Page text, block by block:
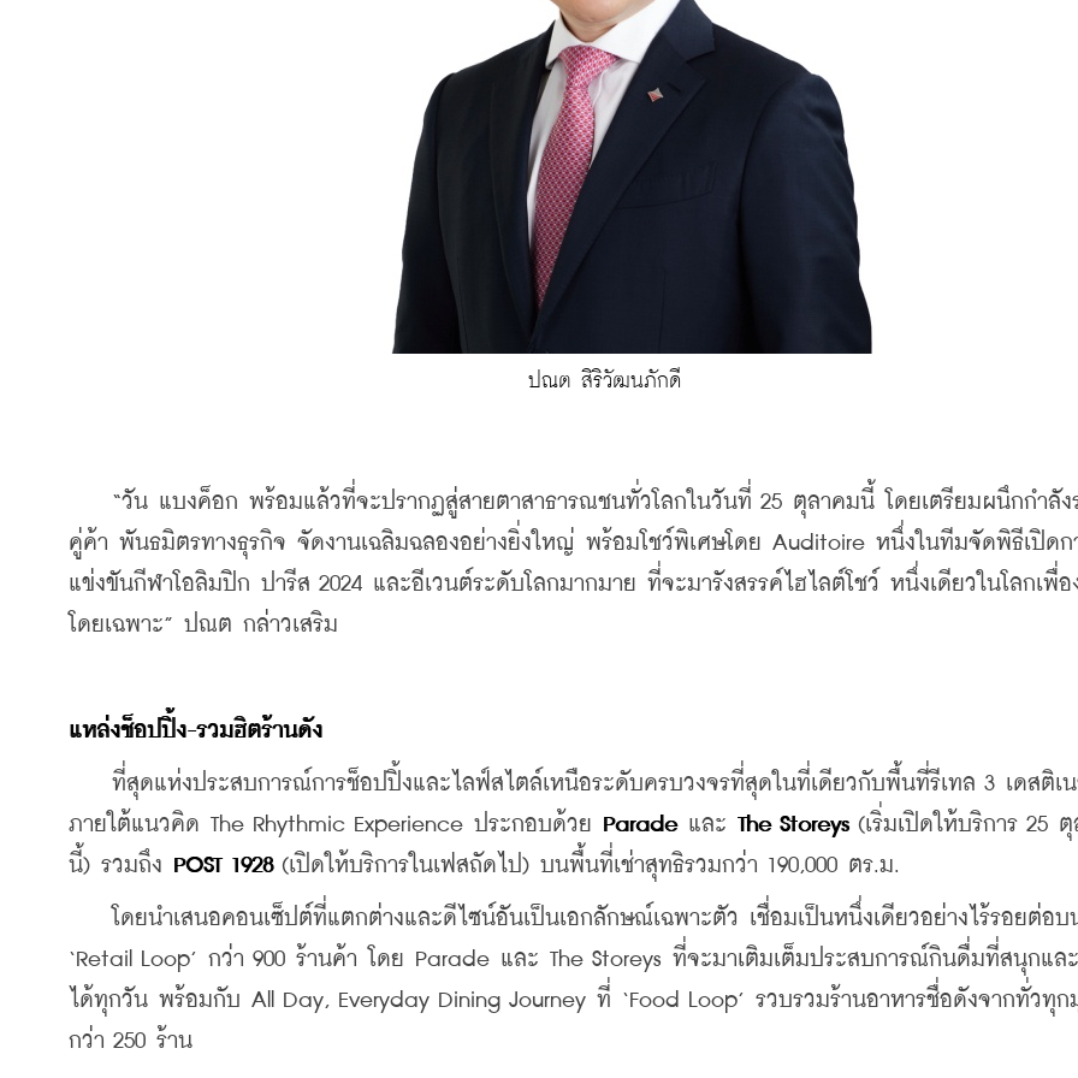
ปณต สิริวัฒนภักดี
“วัน แบงค็อก พร้อมแล้วที่จะปรากฏสู่สายตาสาธารณชนทั่วโลกในวันที่ 25 ตุลาคมนี้ โดยเตรียมผนึกกำลัง
คู่ค้า พันธมิตรทางธุรกิจ จัดงานเฉลิมฉลองอย่างยิ่งใหญ่ พร้อมโชว์พิเศษโดย Auditoire หนึ่งในทีมจัดพิธีเปิดก
แข่งขันกีฬาโอลิมปิก ปารีส 2024 และอีเวนต์ระดับโลกมากมาย ที่จะมารังสรรค์ไฮไลต์โชว์ หนึ่งเดียวในโลกเพื่อ
โดยเฉพาะ” ปณต กล่าวเสริม
แหล่งช็อปปิ้ง-รวมฮิตร้านดัง
ที่สุดแห่งประสบการณ์การช็อปปิ้งและไลฟ์สไตล์เหนือระดับครบวงจรที่สุดในที่เดียวกับพื้นที่รีเทล 3 เดสติเ
ภายใต้แนวคิด The Rhythmic Experience ประกอบด้วย Parade และ The Storeys (เริ่มเปิดให้บริการ 25
นี้) รวมถึง POST 1928 (เปิดให้บริการในเฟสถัดไป) บนพื้นที่เช่าสุทธิรวมกว่า 190,000 ตร.ม.
โดยนำเสนอคอนเซ็ปต์ที่แตกต่างและดีไซน์อันเป็นเอกลักษณ์เฉพาะตัว เชื่อมเป็นหนึ่งเดียวอย่างไร้รอยต่อบ
‘Retail Loop’ กว่า 900 ร้านค้า โดย Parade และ The Storeys ที่จะมาเติมเต็มประสบการณ์กินดื่มที่สนุกแล
ได้ทุกวัน พร้อมกับ All Day, Everyday Dining Journey ที่ ‘Food Loop’ รวบรวมร้านอาหารชื่อดังจากทั่วทุก
กว่า 250 ร้าน